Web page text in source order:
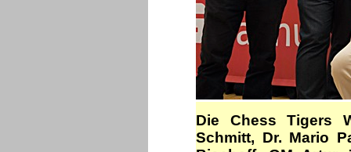
Die Chess Tigers
Schmitt, Dr. Mario